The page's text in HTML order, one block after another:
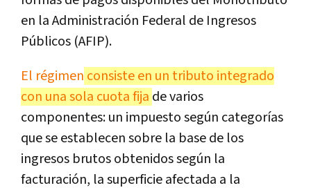
en la Administración Federal de Ingresos
Públicos (AFIP).
El régimen consiste en un tributo integrado
con una sola cuota fija de varios
componentes: un impuesto según categorías
que se establecen sobre la base de los
ingresos brutos obtenidos según la
facturación, la superficie afectada a la